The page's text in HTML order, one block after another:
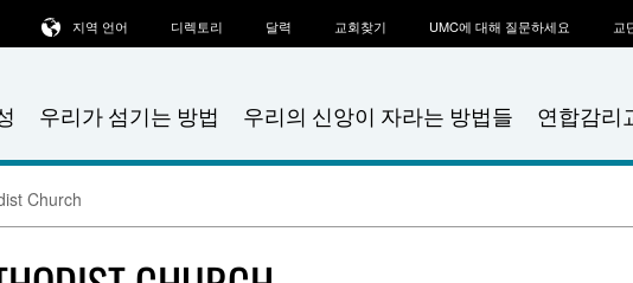
우리가 섬기는 방법 우리의 신앙이 자라는 방법들 연합감리
지역 언어 디렉토리 달력 교회찾기 UMC에 대해 질문하세요 교
Church